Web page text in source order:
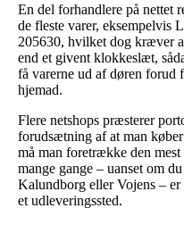
En del forhandlere på nettet
de fleste varer, eksempelvis
205630, hvilket dog kræver
end et givent klokkeslæt,
få varerne ud af døren forud
hjemad.
Flere netshops præsterer
forudsætning af at man
må man foretrække den
mange gange – uanset om
Kalundborg eller Vojens –
et udleveringssted.